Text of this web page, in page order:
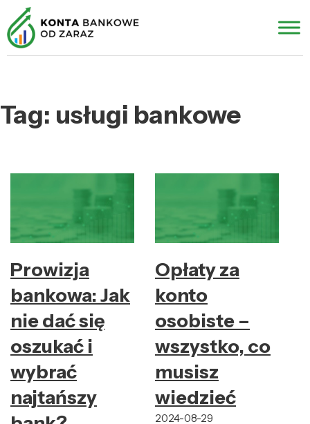
Tag: usługi bankowe
Prowizja
bankowa: Jak
nie dać się
oszukać i
wybrać
najtańszy
Opłaty za
konto
osobiste –
wszystko, co
musisz
wiedzieć
2024-08-29